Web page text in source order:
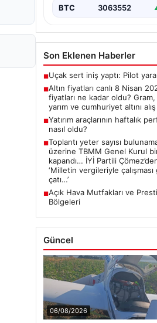
BTC 3063552
Son Eklenen Haberler
■Uçak sert iniş yaptı: Pilot
■Altın fiyatları canlı 8 Nisan
fiyatları ne kadar oldu?
yarım ve cumhuriyet altını
■Yatırım araçlarının haftalık
nasıl oldu?
■Toplantı yeter sayısı
üzerine TBMM Genel Kurul
kapandı… İYİ Partili
‘Milletin vergileriyle
çatı…’
■Açık Hava Mutfakları ve
Bölgeleri
Güncel
06/08/2026